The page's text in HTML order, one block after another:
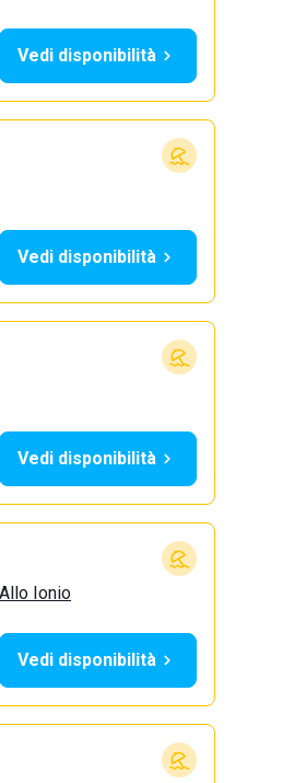
Vedi disponibilità
Vedi disponibilità
Vedi disponibilità
Ionio
Vedi disponibilità